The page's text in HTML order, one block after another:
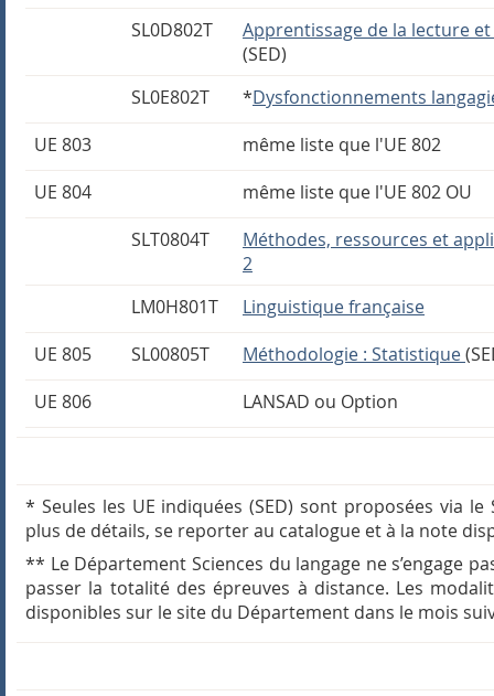
SL0D802T
Apprentissage de la lecture
(SED)
SL0E802T
*Dysfonctionnements
UE 803
même liste que l'UE 802
UE 804
même liste que l'UE 802 OU
SLT0804T
Méthodes, ressources et
2
LM0H801T
Linguistique française
UE 805
SL00805T Méthodologie : Statistique
UE 806
LANSAD ou Option
* Seules les UE indiquées (SED) sont proposées via
plus de détails, se reporter au catalogue et à la note
** Le Département Sciences du langage ne s’engage
passer la totalité des épreuves à distance. Les
disponibles sur le site du Département dans le mois